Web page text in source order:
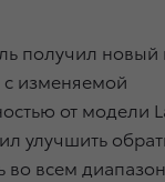
получил новый
c изменяемой
от модели
улучшить
во всем